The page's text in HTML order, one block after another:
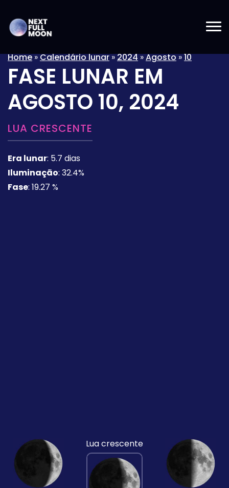
Home»Calendário lunar»2024»Agosto»10
FASE LUNAR EM
AGOSTO 10, 2024
LUA CRESCENTE
Era lunar: 5.7 dias
Iluminação: 32.4%
Fase: 19.27 %
Lua crescente